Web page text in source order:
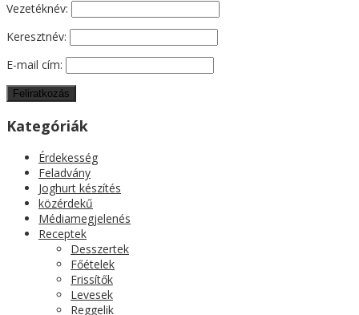
Vezetéknév:
Keresztnév:
E-mail cím:
Kategóriák
Érdekesség
Feladvány
Joghurt készítés
közérdekű
Médiamegjelenés
Receptek
Desszertek
Főételek
Frissítők
Levesek
Reggelik